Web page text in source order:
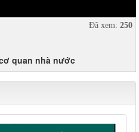
Đã xem: 250
quan nhà nước